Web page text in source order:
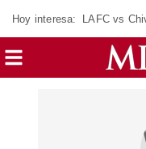
Hoy interesa: LAFC vs